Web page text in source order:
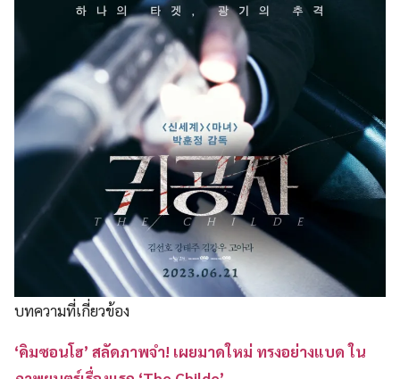
บทความที่เกี่ยวข้อง
‘คิมซอนโฮ’ สลัดภาพจำ! เผยมาดใหม่ ทรงอย่างแบด ใน